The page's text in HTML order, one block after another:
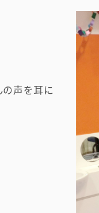
声を耳に